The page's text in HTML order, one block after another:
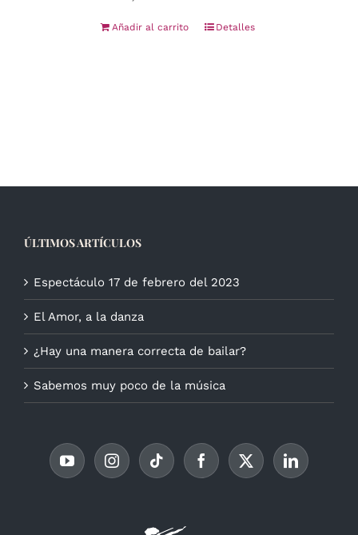
Añadir al carrito Detalles
ÚLTIMOS ARTÍCULOS
Espectáculo 17 de febrero del 2023
El Amor, a la danza
¿Hay una manera correcta de bailar?
Sabemos muy poco de la música